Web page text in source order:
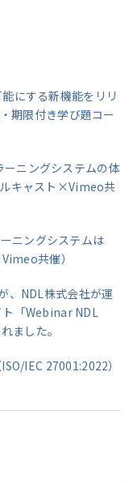
にする新機能をリリ
期限付き学び題コー
ニングシステムの体
キャスト×Vimeo共
ニングシステムは
共催）
、NDL株式会社が運
ト「Webinar NDL
ました。
IEC 27001:2022）